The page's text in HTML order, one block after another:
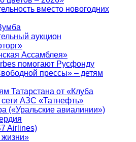
вместо новогодних
аукцион
Ассамблея»
помогают Русфонду
прессы» – детям
Татарстана от «Клуба
АЗС «Татнефть»
(«Уральские авиалинии»)
Airlines)
жизни»